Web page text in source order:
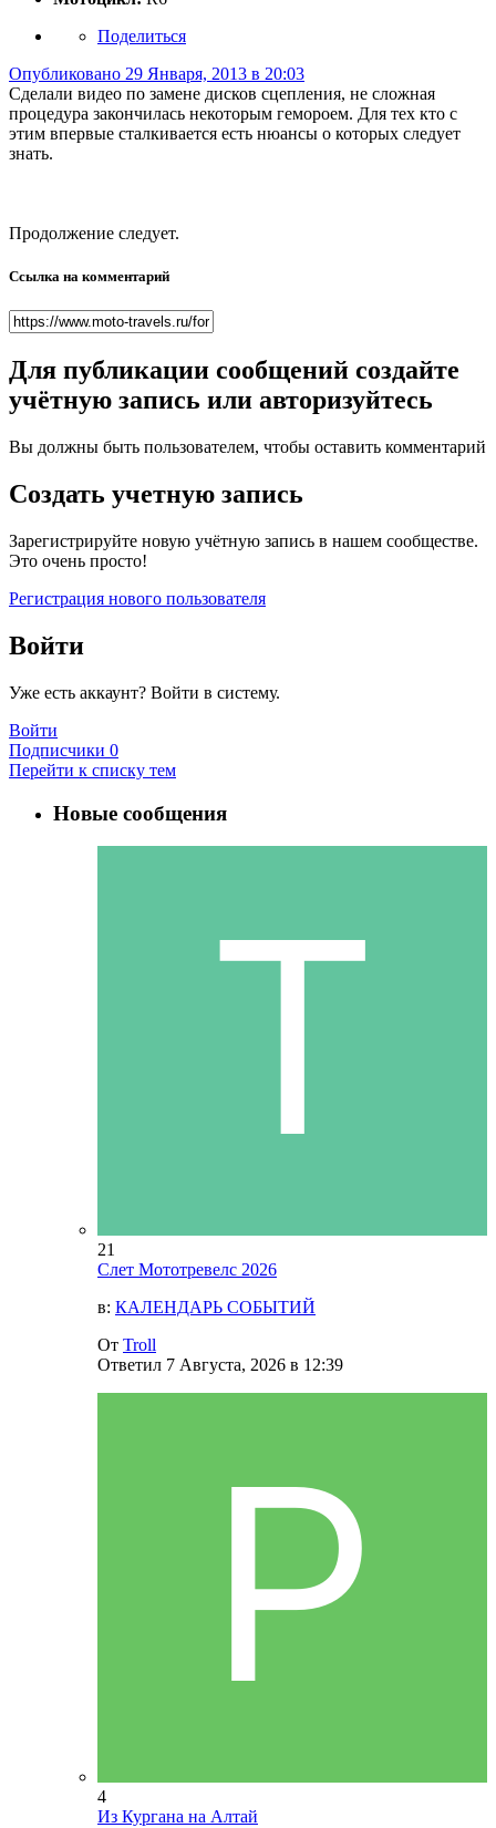
Поделиться
Опубликовано 29 Января, 2013 в 20:03
Сделали видео по замене дисков сцепления, не сложная
процедура закончилась некоторым гемороем. Для тех кто с
этим впервые сталкивается есть нюансы о которых следует
знать.
Продолжение следует.
Ссылка на комментарий
Для публикации сообщений создайте
учётную запись или авторизуйтесь
Вы должны быть пользователем, чтобы оставить комментарий
Создать учетную запись
Зарегистрируйте новую учётную запись в нашем сообществе.
Это очень просто!
Регистрация нового пользователя
Войти
Уже есть аккаунт? Войти в систему.
Войти
Подписчики 0
Перейти к списку тем
Новые сообщения
21
Слет Мототревелс 2026
в: КАЛЕНДАРЬ СОБЫТИЙ
От Troll
Ответил 7 Августа, 2026 в 12:39
4
Из Кургана на Алтай